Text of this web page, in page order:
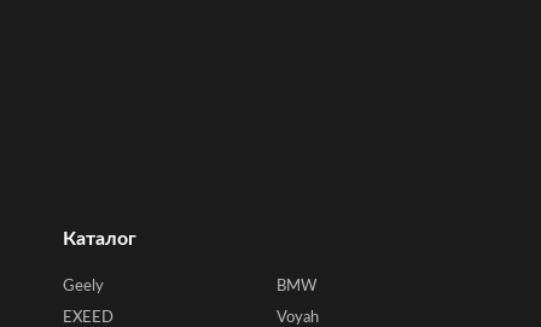
Каталог
Geely
BMW
EXEED
Voyah